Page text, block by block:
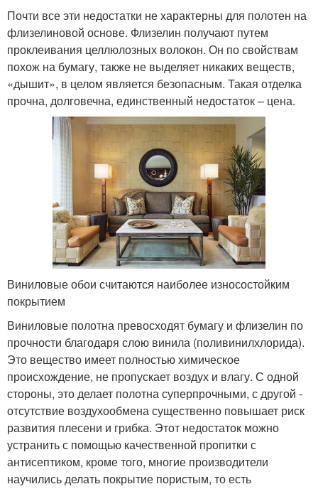
Почти все эти недостатки не характерны для полотен на
флизелиновой основе. Флизелин получают путем
проклеивания целлюлозных волокон. Он по свойствам
похож на бумагу, также не выделяет никаких веществ,
«дышит», в целом является безопасным. Такая отделка
прочна, долговечна, единственный недостаток – цена.
Виниловые обои считаются наиболее износостойким
покрытием
Виниловые полотна превосходят бумагу и флизелин по
прочности благодаря слою винила (поливинилхлорида).
Это вещество имеет полностью химическое
происхождение, не пропускает воздух и влагу. С одной
стороны, это делает полотна суперпрочными, с другой -
отсутствие воздухообмена существенно повышает риск
развития плесени и грибка. Этот недостаток можно
устранить с помощью качественной пропитки с
антисептиком, кроме того, многие производители
научились делать покрытие пористым, то есть